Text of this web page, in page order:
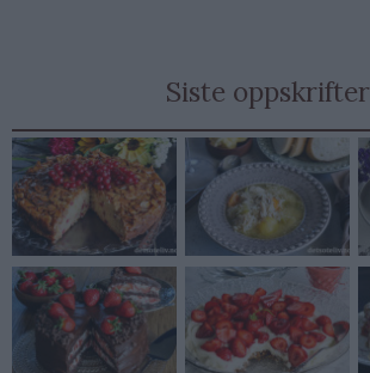
Siste oppskrifter